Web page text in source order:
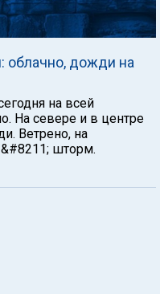
облачно, дожди на
на всей
На севере и в центре
Ветрено, на
шторм.